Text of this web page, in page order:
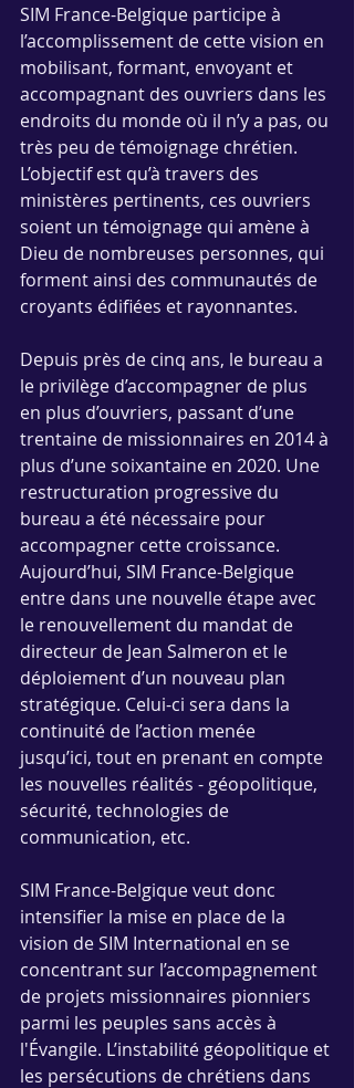
SIM France-Belgique participe à
l’accomplissement de cette vision en
mobilisant, formant, envoyant et
accompagnant des ouvriers dans les
endroits du monde où il n’y a pas, ou
très peu de témoignage chrétien.
L’objectif est qu’à travers des
ministères pertinents, ces ouvriers
soient un témoignage qui amène à
Dieu de nombreuses personnes, qui
forment ainsi des communautés de
croyants édifiées et rayonnantes.
Depuis près de cinq ans, le bureau a
le privilège d’accompagner de plus
en plus d’ouvriers, passant d’une
trentaine de missionnaires en 2014 à
plus d’une soixantaine en 2020. Une
restructuration progressive du
bureau a été nécessaire pour
accompagner cette croissance.
Aujourd’hui, SIM France-Belgique
entre dans une nouvelle étape avec
le renouvellement du mandat de
directeur de Jean Salmeron et le
déploiement d’un nouveau plan
stratégique. Celui-ci sera dans la
continuité de l’action menée
jusqu’ici, tout en prenant en compte
les nouvelles réalités - géopolitique,
sécurité, technologies de
communication, etc.
SIM France-Belgique veut donc
intensifier la mise en place de la
vision de SIM International en se
concentrant sur l’accompagnement
de projets missionnaires pionniers
parmi les peuples sans accès à
l'Évangile. L’instabilité géopolitique et
les persécutions de chrétiens dans